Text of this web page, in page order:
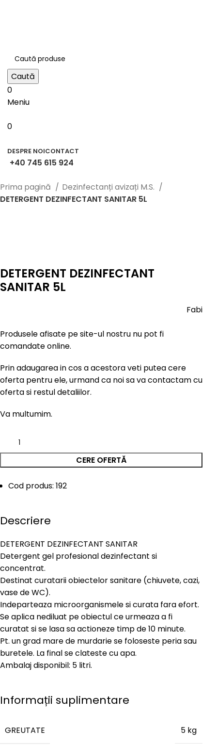
Caută
0
Meniu
0
DESPRE NOICONTACT
+40 745 615 924
Prima pagină
Dezinfectanți avizați M.S.
DETERGENT DEZINFECTANT SANITAR 5L
DETERGENT DEZINFECTANT
SANITAR 5L
Fabi
Produsele afisate pe site-ul nostru nu pot fi
comandate online.
Prin adaugarea in cos a acestora veti putea cere
oferta pentru ele, urmand ca noi sa va contactam cu
oferta si restul detaliilor.
Va multumim.
CERE OFERTĂ
Cod produs: 192
Descriere
DETERGENT DEZINFECTANT SANITAR
Detergent gel profesional dezinfectant si
concentrat.
Destinat curatarii obiectelor sanitare (chiuvete, cazi,
vase de WC).
Indeparteaza microorganismele si curata fara efort.
Se aplica nediluat pe obiectul ce urmeaza a fi
curatat si se lasa sa actioneze timp de 10 minute.
Pt. un grad mare de murdarie se foloseste peria sau
buretele. La final se clateste cu apa.
Ambalaj disponibil: 5 litri.
Informații suplimentare
GREUTATE 5 kg